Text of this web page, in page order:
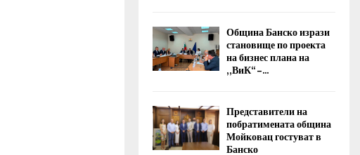
Община Банско изрази
становище по проекта
на бизнес плана на
„ВиК“ –...
Представители на
побратимената община
Мойковац гостуват в
Банско